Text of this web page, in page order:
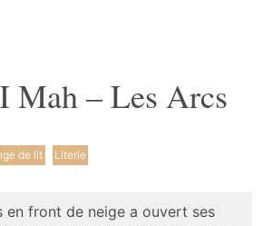
Mah – Les Arcs
de lit Literie
en front de neige a ouvert ses